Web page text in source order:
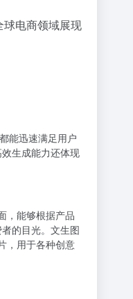
电商领域展现
能迅速满足用户
生成能力还体现
，能够根据产品
的目光。文生图
，用于各种创意